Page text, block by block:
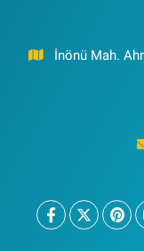
İnönü Mah.